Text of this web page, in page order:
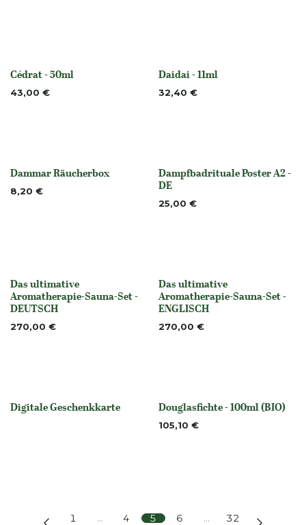
None
Cédrat - 50ml
43,00 € Nicht vorrättig
Daidai - 11ml
32,40 €
None
Dammar Räucherbox
8,20 € None
Dampfbadrituale Poster A2 -
DE
25,00 €
None
Das ultimative
Aromatherapie-Sauna-Set -
DEUTSCH
270,00 €
None
Das ultimative
Aromatherapie-Sauna-Set -
ENGLISCH
270,00 €
None
Digitale Geschenkkarte None
Douglasfichte - 100ml (BIO)
105,10 €
1 … 4 5 6 … 32